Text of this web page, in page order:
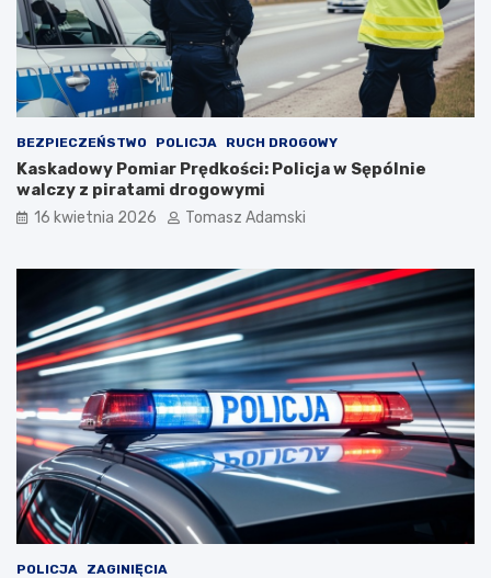
BEZPIECZEŃSTWO POLICJA RUCH DROGOWY
Kaskadowy Pomiar Prędkości: Policja w Sępólnie
walczy z piratami drogowymi
16 kwietnia 2026 Tomasz Adamski
POLICJA ZAGINIĘCIA